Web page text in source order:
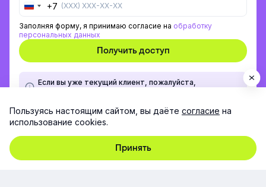
Russia
+7
Заполняя форму, я принимаю согласие на обработку
персональных данных
Если вы уже текущий клиент, пожалуйста,
Пользуясь настоящим сайтом, вы даёте согласие на
использование cookies.
Принять